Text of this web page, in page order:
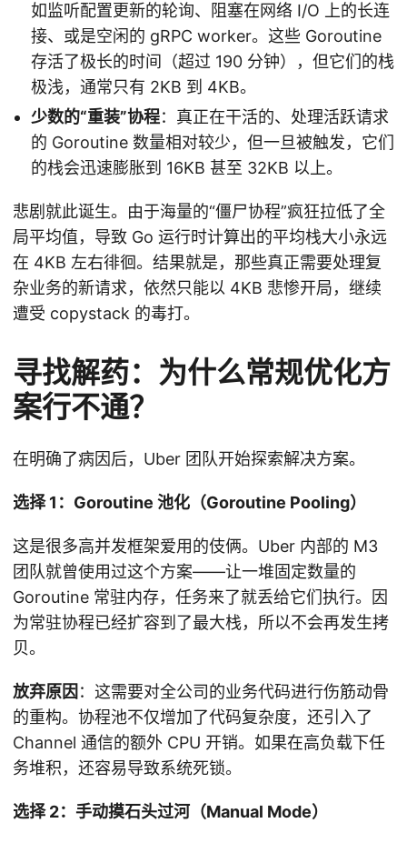
如监听配置更新的轮询、阻塞在网络 I/O 上的长连
接、或是空闲的 gRPC worker。这些 Goroutine
存活了极长的时间（超过 190 分钟），但它们的栈
极浅，通常只有 2KB 到 4KB。
少数的“重装”协程：真正在干活的、处理活跃请求
的 Goroutine 数量相对较少，但一旦被触发，它们
的栈会迅速膨胀到 16KB 甚至 32KB 以上。
悲剧就此诞生。由于海量的“僵尸协程”疯狂拉低了全
局平均值，导致 Go 运行时计算出的平均栈大小永远
在 4KB 左右徘徊。结果就是，那些真正需要处理复
杂业务的新请求，依然只能以 4KB 悲惨开局，继续
遭受 copystack 的毒打。
寻找解药：为什么常规优化方
案行不通？
在明确了病因后，Uber 团队开始探索解决方案。
选择 1：Goroutine 池化（Goroutine Pooling）
这是很多高并发框架爱用的伎俩。Uber 内部的 M3
团队就曾使用过这个方案——让一堆固定数量的
Goroutine 常驻内存，任务来了就丢给它们执行。因
为常驻协程已经扩容到了最大栈，所以不会再发生拷
贝。
放弃原因 ：这需要对全公司的业务代码进行伤筋动骨
的重构。协程池不仅增加了代码复杂度，还引入了
Channel 通信的额外 CPU 开销。如果在高负载下任
务堆积，还容易导致系统死锁。
选择 2：手动摸石头过河（Manual Mode）